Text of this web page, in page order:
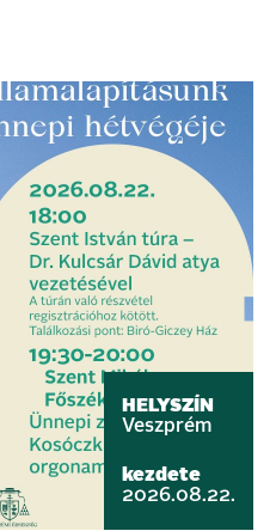
HELYSZÍN
Veszprém
kezdete
2026.08.22.